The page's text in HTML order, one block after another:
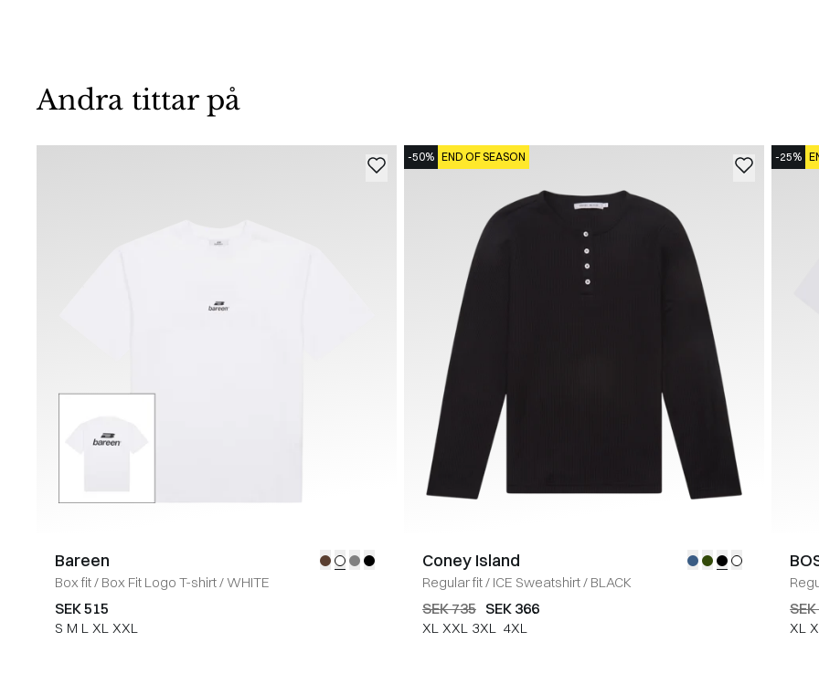
Andra tittar på
Bareen
Box fit/ Box Fit Logo T-shirt/WHITE
SEK 515
S M L XL XXL
-50% END OF SEASON
Coney Island
Regular fit/ ICE Sweatshirt/ BLACK
SEK 735 SEK 366
XL XXL 3XL 4XL
-25%
XL